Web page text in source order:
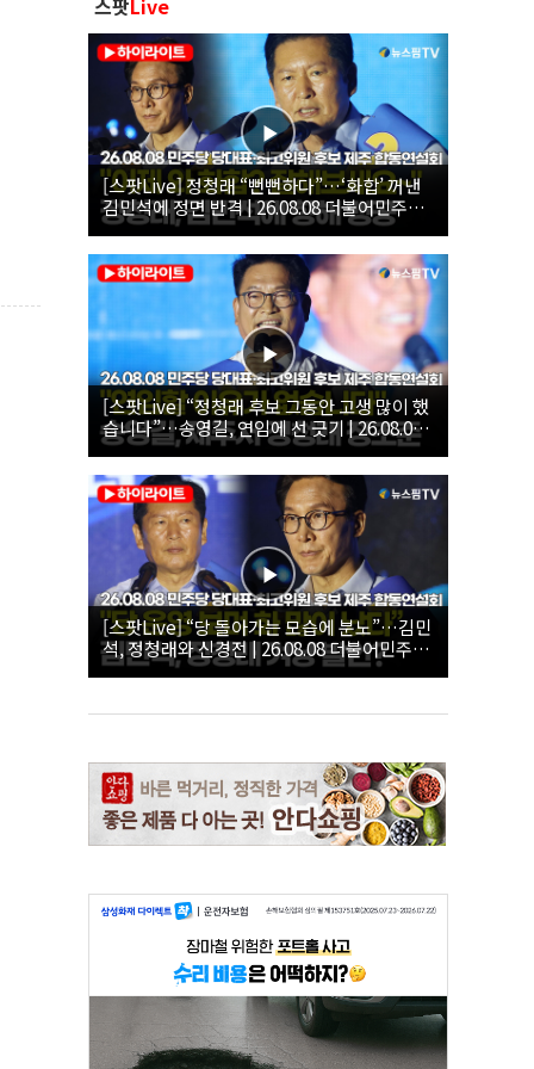
스팟Live
[스팟Live] 정청래 “뻔뻔하다”…‘화합’ 꺼낸
김민석에 정면 반격 | 26.08.08 더불어민주당
당대표·최고위원 후보 제주 합동연설회
[스팟Live] “정청래 후보 그동안 고생 많이 했
습니다”…송영길, 연임에 선 긋기 | 26.08.08
더불어민주당 당대표·최고위원 후보 제주 합
동연설회
[스팟Live] “당 돌아가는 모습에 분노”…김민
석, 정청래와 신경전 | 26.08.08 더불어민주당
당대표·최고위원 후보 제주 합동연설회